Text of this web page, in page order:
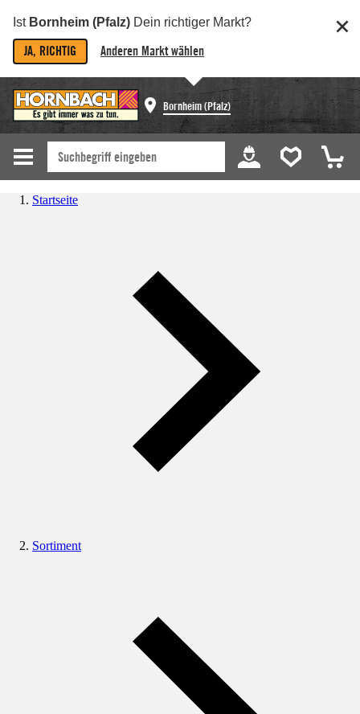
Ist Bornheim (Pfalz) Dein richtiger Markt?
JA, RICHTIG Anderen Markt wählen
Bornheim (Pfalz)
Startseite
Sortiment